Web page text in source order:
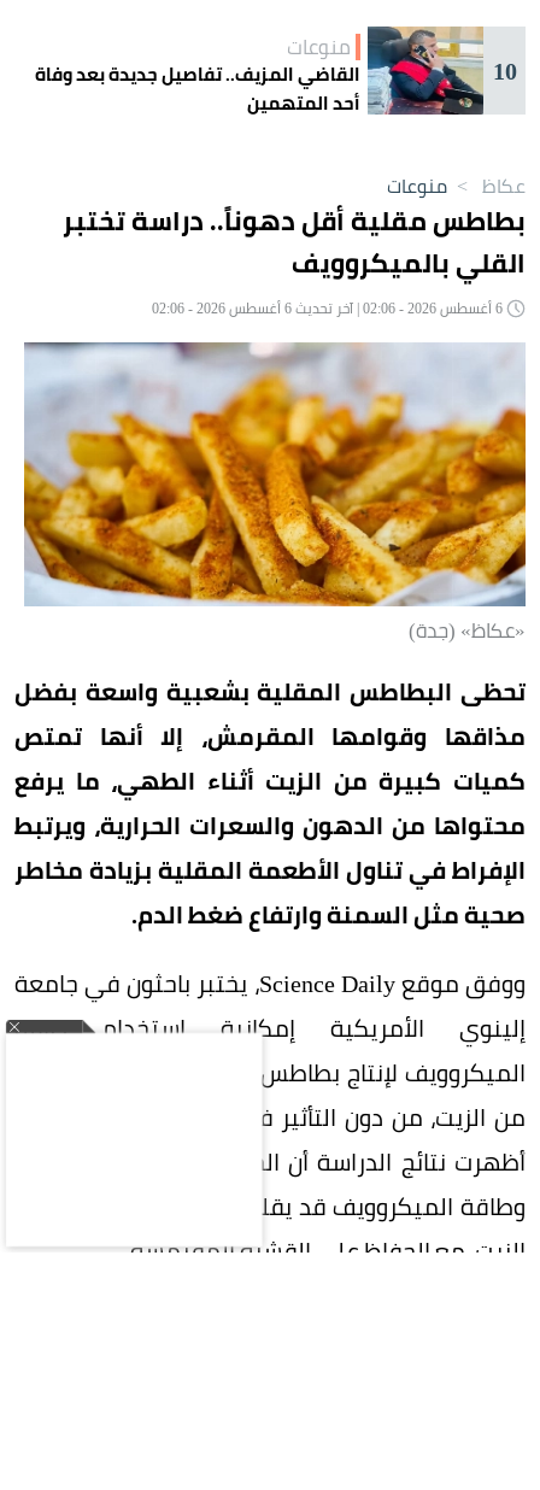
10
منوعات
القاضي المزيف.. تفاصيل جديدة بعد وفاة
أحد المتهمين
عكاظ > منوعات
بطاطس مقلية أقل دهوناً.. دراسة تختبر
القلي بالميكروويف
«عكاظ» (جدة)
تحظى البطاطس المقلية بشعبية واسعة بفضل
مذاقها وقوامها المقرمش، إلا أنها تمتص
كميات كبيرة من الزيت أثناء الطهي، ما يرفع
محتواها من الدهون والسعرات الحرارية، ويرتبط
الإفراط في تناول الأطعمة المقلية بزيادة مخاطر
صحية مثل السمنة وارتفاع ضغط الدم.
ووفق موقع Science Daily، يختبر باحثون في جامعة
إلينوي الأمريكية إمكانية استخدام طاقة
الميكروويف لإنتاج بطاطس مقلية تمتص كمية أقل
من الزيت، من دون التأثير في مذاقها أو قوامها، إذ
أظهرت نتائج الدراسة أن الجمع بين القلي التقليدي
وطاقة الميكروويف قد يقلل زمن الطهي وامتصاص
الزيت، مع الحفاظ على القشرة المقرمشة.